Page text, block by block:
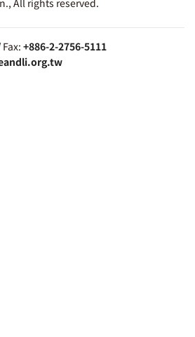
Fax: +886-2-2756-5111